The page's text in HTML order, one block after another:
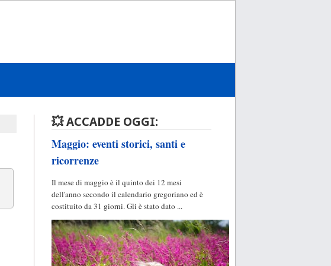
💥 ACCADDE OGGI:
Maggio: eventi storici, santi e
ricorrenze
Il mese di maggio è il quinto dei 12 mesi
dell'anno secondo il calendario gregoriano ed è
costituito da 31 giorni. Gli è stato dato ...